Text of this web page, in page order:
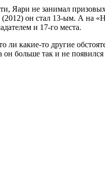
Яари не занимал
он стал 13-ым. А на
и 17-го места.
ли какие-то другие
больше так и не появился